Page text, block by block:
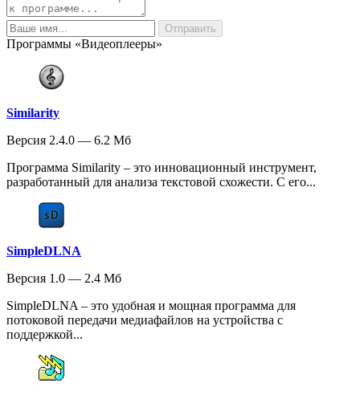
Программы «Видеоплееры»
Similarity
Версия 2.4.0 — 6.2 Мб
Программа Similarity – это инновационный инструмент,
разработанный для анализа текстовой схожести. С его...
SimpleDLNA
Версия 1.0 — 2.4 Мб
SimpleDLNA – это удобная и мощная программа для
потоковой передачи медиафайлов на устройства с
поддержкой...